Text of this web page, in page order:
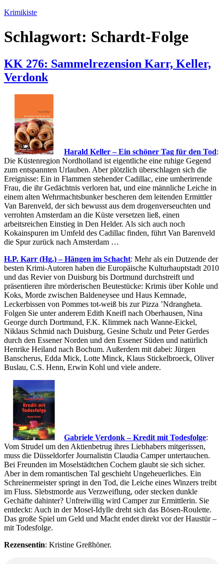
Zum
springen
Krimikiste
Schlagwort: Schardt-Folge
KK 276: Sammelrezension Karr, Keller,
Verdonk
Harald Keller – Ein schöner Tag für den Tod:
Die Küstenregion Nordholland ist eigentliche eine ruhige Gegend
zum entspannten Urlauben. Aber plötzlich überschlagen sich die
Ereignisse: Ein in Flammen stehender Cadillac, eine umherirrende
Frau, die ihr Gedächtnis verloren hat, und eine männliche Leiche in
einem alten Wehrmachtsbunker bescheren dem leitenden Ermittler
Van Barenveld, der sich bewusst aus dem drogenverseuchten und
verrohten Amsterdam an die Küste versetzen ließ, einen
arbeitsreichen Einstieg in Den Helder. Als sich auch noch
Kokainspuren im Umfeld des Cadillac finden, führt Van Barenveld
die Spur zurück nach Amsterdam …
H.P. Karr (Hg.) – Hängen im Schacht: Mehr als ein Dutzende der
besten Krimi-Autoren haben die Europäische Kulturhauptstadt 2010
und das Revier von Duisburg bis Dortmund durchstreift und
präsentieren ihre mörderischen Beutestücke: Krimis über Kohle und
Koks, Morde zwischen Baldeneysee und Haus Kemnade,
Leckerbissen von Pommes tot-weiß bis zur Pizza ’Ndrangheta.
Folgen Sie unter anderem Edith Kneifl nach Oberhausen, Nina
George durch Dortmund, F.K. Klimmek nach Wanne-Eickel,
Niklaus Schmid nach Duisburg, Gesine Schulz und Peter Gerdes
durch den Essener Norden und den Essener Süden und natürlich
Henrike Heiland nach Bochum. Außerdem mit dabei: Jürgen
Banscherus, Edda Mick, Lotte Minck, Klaus Stickelbroeck, Oliver
Buslau, C.S. Henn, Erwin Kohl und viele andere.
Gabriele Verdonk – Kredit mit Todesfolge:
Vom Strudel um den Aktienbetrug ihres Liebhabers mitgerissen,
muss die Düsseldorfer Journalistin Claudia Camper untertauchen.
Bei Freunden im Moselstädtchen Cochem glaubt sie sich sicher.
Aber in dem romantischen Tal geschieht Ungeheuerliches. Ein
Schreinermeister springt in den Tod, die Leiche eines Winzers treibt
im Fluss. Slebstmorde aus Verzweiflung, oder stecken dunkle
Gechäfte dahinter? Unfreiwillig wird Camper zur Ermittlerin. Sie
entdeckt: Auch in der Mosel-Idylle dreht sich das Bösen-Roulette.
Das große Spiel um Geld und Macht endet direkt vor der Haustür –
mit Todesfolge.
Rezensentin: Kristine Greßhöner.